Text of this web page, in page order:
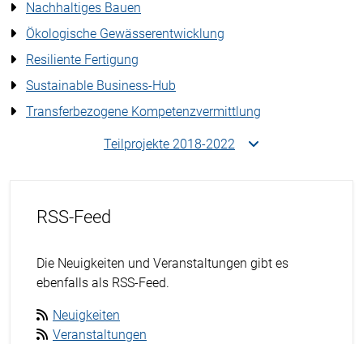
Nachhaltiges Bauen
Ökologische Gewässerentwicklung
Resiliente Fertigung
Sustainable Business-Hub
Transferbezogene Kompetenzvermittlung
Teilprojekte 2018-2022
RSS-Feed
Die Neuigkeiten und Veranstaltungen gibt es
ebenfalls als RSS-Feed.
Neuigkeiten
Veranstaltungen